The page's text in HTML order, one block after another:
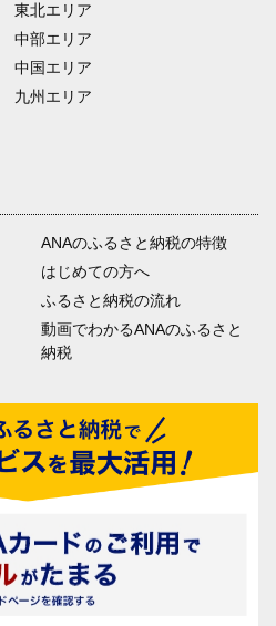
東北エリア
中部エリア
中国エリア
九州エリア
ANAのふるさと納税の特徴
はじめての方へ
ふるさと納税の流れ
動画でわかるANAのふるさと
納税